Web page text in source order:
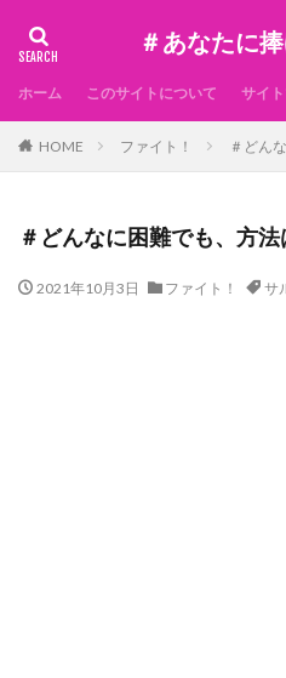
＃あなたに
ホーム このサイトについて サイ
HOME ファイト！ ＃どん
＃どんなに困難でも、方
2021年10月3日 ファイト！ サ